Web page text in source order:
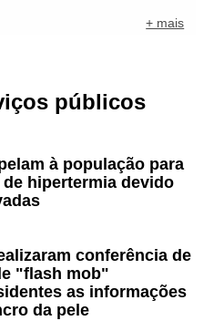
+ mais
públicos
à população para
hipertermia devido
conferência de
"flash mob"
as informações
da pele